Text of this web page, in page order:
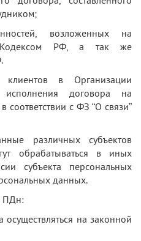
возложенных на
Кодексом РФ, а так же
в Организации
договора на
соответствии с ФЗ “О связи”
различных субъектов
обрабатываться в иных
субъекта персональных
данных.
ПДн:
на законной